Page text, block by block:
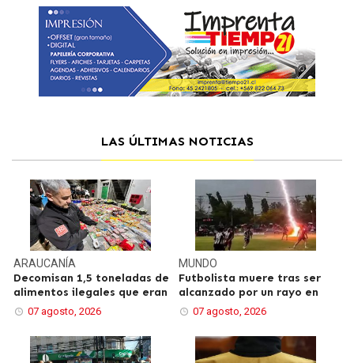
LAS ÚLTIMAS NOTICIAS
ARAUCANÍA
Decomisan 1,5 toneladas de
alimentos ilegales que eran
07 agosto, 2026
MUNDO
Futbolista muere tras ser
alcanzado por un rayo en
07 agosto, 2026